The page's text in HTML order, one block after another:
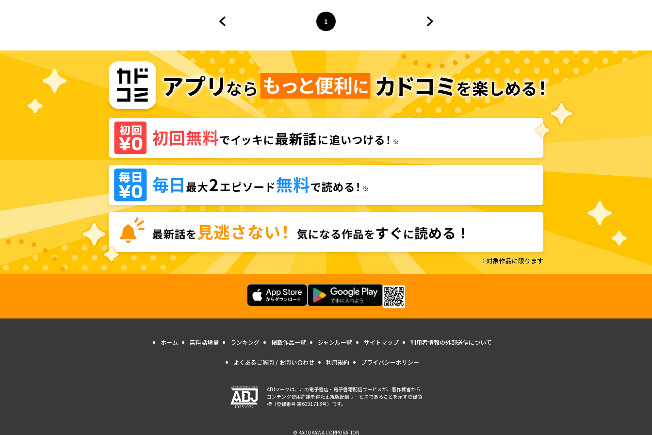
ページ
1
へ
ホーム 無料話増量 ランキング 掲載作品一覧 ジャンル一覧 サイトマップ 利用者情報の外部送信について
よくあるご質問 / お問い合わせ 利用規約 プライバシーポリシー
ABJマークは、この電子書店・電子書籍配信サービスが、著作権者から
コンテンツ使用許諾を得た正規版配信サービスであることを示す登録商
標（登録番号 第6091713号）です。
© KADOKAWA CORPORATION